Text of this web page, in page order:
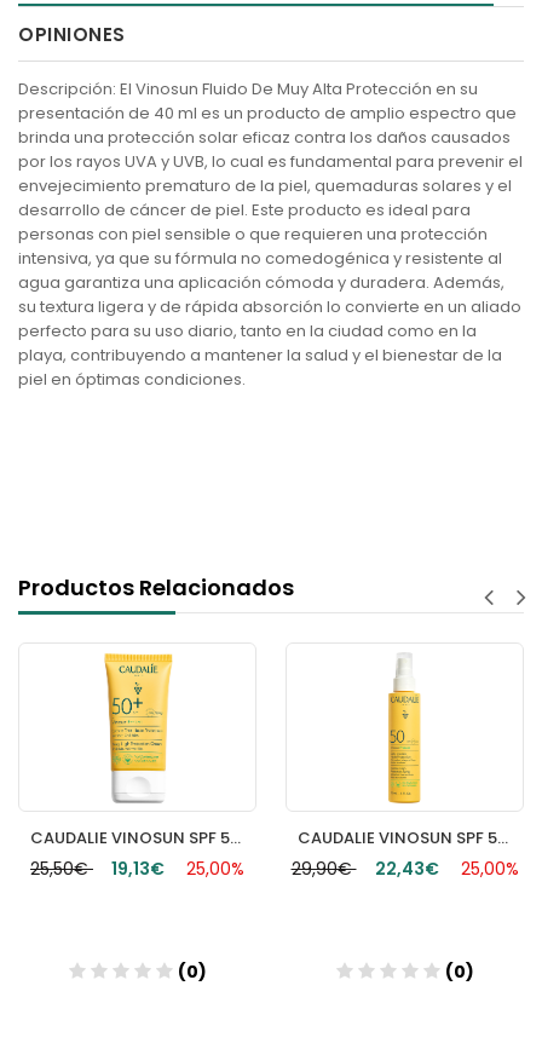
OPINIONES
Descripción: El Vinosun Fluido De Muy Alta Protección en su
presentación de 40 ml es un producto de amplio espectro que
brinda una protección solar eficaz contra los daños causados
por los rayos UVA y UVB, lo cual es fundamental para prevenir el
envejecimiento prematuro de la piel, quemaduras solares y el
desarrollo de cáncer de piel. Este producto es ideal para
personas con piel sensible o que requieren una protección
intensiva, ya que su fórmula no comedogénica y resistente al
agua garantiza una aplicación cómoda y duradera. Además,
su textura ligera y de rápida absorción lo convierte en un aliado
perfecto para su uso diario, tanto en la ciudad como en la
playa, contribuyendo a mantener la salud y el bienestar de la
piel en óptimas condiciones.
Productos Relacionados
CAUDALIE VINOSUN SPF 50+ CREMA DE MUY ALTA PROTECCION 40ML
25,50€ 19,13€ 25,00%
(0)
CAUDALIE VINOSUN SPF 50+ SPRAY DE MUY ALTA PROTECCION 150ML
29,90€ 22,43€ 25,00%
(0)